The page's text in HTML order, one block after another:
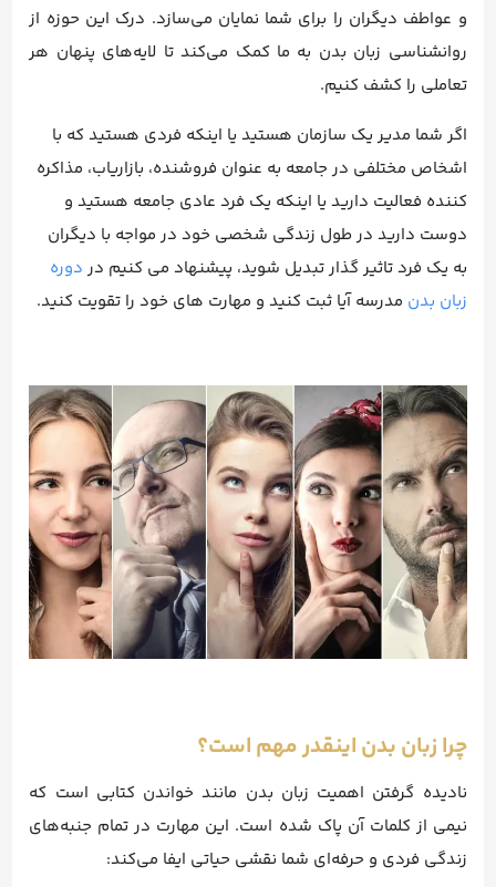
و عواطف دیگران را برای شما نمایان می‌سازد. درک این حوزه از
روانشناسی زبان بدن به ما کمک می‌کند تا لایه‌های پنهان هر
تعاملی را کشف کنیم.
اگر شما مدیر یک سازمان هستید یا اینکه فردی هستید که با
اشخاص مختلفی در جامعه به عنوان فروشنده، بازاریاب، مذاکره
کننده فعالیت دارید یا اینکه یک فرد عادی جامعه هستید و
دوست دارید در طول زندگی شخصی خود در مواجه با دیگران
به یک فرد تاثیر گذار تبدیل شوید، پیشنهاد می کنیم در دوره
زبان بدن مدرسه آیا ثبت کنید و مهارت های خود را تقویت کنید.
چرا زبان بدن اینقدر مهم است؟
نادیده گرفتن اهمیت زبان بدن مانند خواندن کتابی است که
نیمی از کلمات آن پاک شده است. این مهارت در تمام جنبه‌های
زندگی فردی و حرفه‌ای شما نقشی حیاتی ایفا می‌کند: